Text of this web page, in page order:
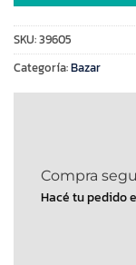
SKU:39605
Categoría:Bazar
Compra
Hacé tu pedido